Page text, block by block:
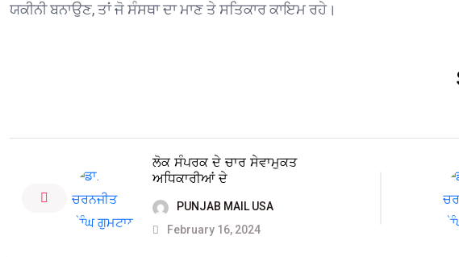
ਯਕੀਨੀ ਬਨਾਉਣ, ਤਾਂ ਜੋ ਸੰਸਥਾ ਦਾ ਮਾਣ ਤੇ ਸਤਿਕਾਰ ਕਾਇਮ ਰਹੇ।
ਲੋਕ ਸੰਪਰਕ ਦੇ ਚਾਰ ਸੇਵਾਮੁਕਤ
ਅਧਿਕਾਰੀਆਂ ਦੇ
PUNJAB MAIL USA
February 16, 2024